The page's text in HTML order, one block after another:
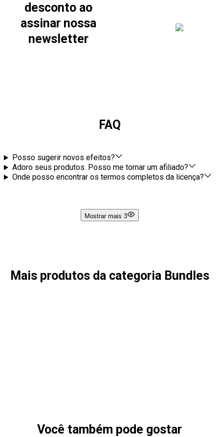
desconto ao
assinar nossa
newsletter
FAQ
Posso sugerir novos efeitos?
Adoro seus produtos. Posso me tornar um afiliado?
Onde posso encontrar os termos completos da licença?
Mostrar mais 3
Mais produtos da categoria Bundles
Você também pode gostar